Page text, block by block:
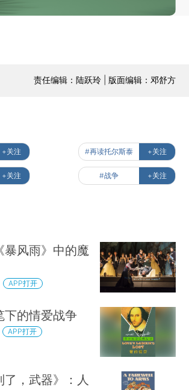
责任编辑：陆跃玲 | 版面编辑：邓舒方
+关注 #再读托尔斯泰 +关注
+关注 #战争 +关注
暴风雨》中的魔
APP打开
下的情爱战争
APP打开
，武器》：人